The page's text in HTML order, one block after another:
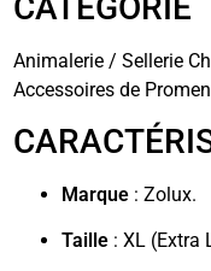
Animalerie / Sellerie
Accessoires de
Marque : Zolux.
Taille : XL (Extra